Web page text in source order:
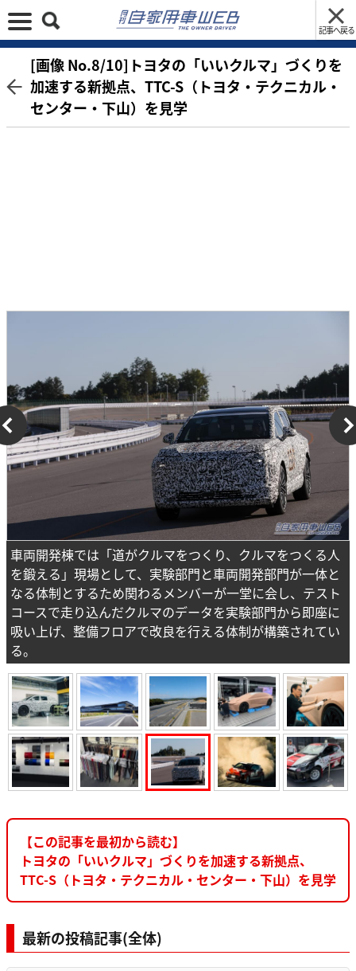
記事へ戻る
[画像 No.8/10]トヨタの「いいクルマ」づくりを
加速する新拠点、TTC-S（トヨタ・テクニカル・
センター・下山）を見学
車両開発棟では「道がクルマをつくり、クルマをつくる人
を鍛える」現場として、実験部門と車両開発部門が一体と
なる体制とするため関わるメンバーが一堂に会し、テスト
コースで走り込んだクルマのデータを実験部門から即座に
吸い上げ、整備フロアで改良を行える体制が構築されてい
る。
【この記事を最初から読む】
トヨタの「いいクルマ」づくりを加速する新拠点、
TTC-S（トヨタ・テクニカル・センター・下山）を見学
最新の投稿記事(全体)